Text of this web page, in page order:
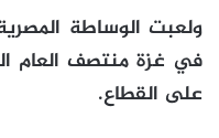
ولعبت الوساطة
في غزة منتصف العام
على القطاع.